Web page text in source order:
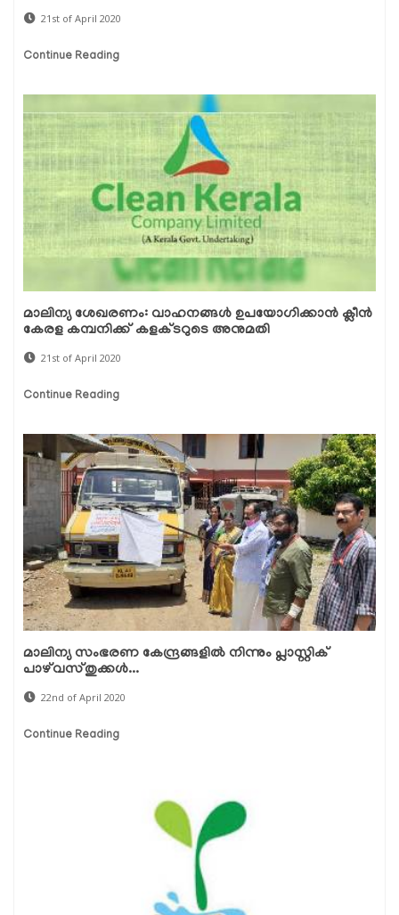
21st of April 2020
Continue Reading
മാലിന്യ ശേഖരണം: വാഹനങ്ങള്‍ ഉപയോഗിക്കാന്‍ ക്ലീന്‍
കേരള കമ്പനിക്ക് കളക്ടറുടെ അനുമതി
21st of April 2020
Continue Reading
മാലിന്യ സംഭരണ കേന്ദ്രങ്ങളില്‍ നിന്നും പ്ലാസ്റ്റിക്
പാഴ്‌വസ്തുക്കള്‍...
22nd of April 2020
Continue Reading